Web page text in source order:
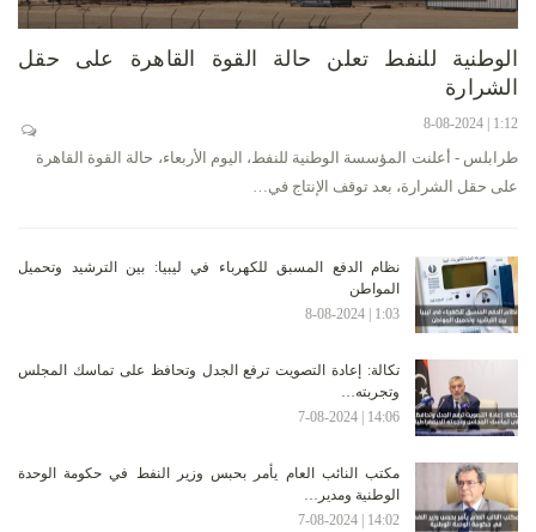
الوطنية للنفط تعلن حالة القوة القاهرة على حقل
الشرارة
1:12 | 8-08-2024
طرابلس - أعلنت المؤسسة الوطنية للنفط، اليوم الأربعاء، حالة القوة القاهرة
على حقل الشرارة، بعد توقف الإنتاج في…
نظام الدفع المسبق للكهرباء في ليبيا: بين الترشيد وتحميل
المواطن
1:03 | 8-08-2024
تكالة: إعادة التصويت ترفع الجدل وتحافظ على تماسك المجلس
وتجربته…
14:06 | 7-08-2024
مكتب النائب العام يأمر بحبس وزير النفط في حكومة الوحدة
الوطنية ومدير…
14:02 | 7-08-2024